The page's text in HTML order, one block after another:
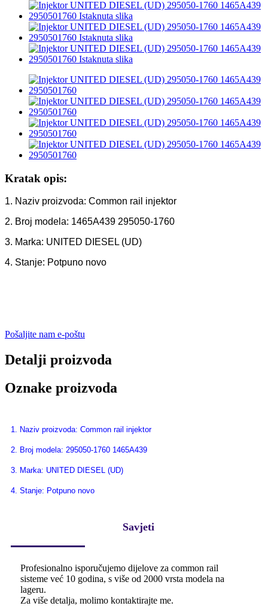
Kratak opis:
1. Naziv proizvoda: Common rail injektor
2. Broj modela: 1465A439 295050-1760
3. Marka: UNITED DIESEL (UD)
4. Stanje: Potpuno novo
Pošaljite nam e-poštu
Detalji proizvoda
Oznake proizvoda
1. Naziv proizvoda: Common rail injektor
2. Broj modela: 295050-1760 1465A439
3. Marka: UNITED DIESEL (UD)
4. Stanje: Potpuno novo
Savjeti
Profesionalno isporučujemo dijelove za common rail
sisteme već 10 godina, s više od 2000 vrsta modela na
lageru.
Za više detalja, molimo kontaktirajte me.